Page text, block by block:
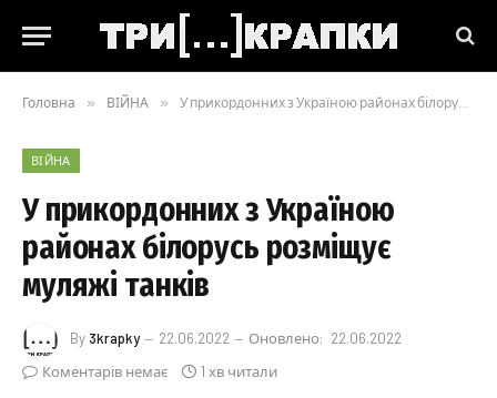
Головна » ВІЙНА » У прикордонних з Україною районах білорусь розміщує муляжі танків
ВІЙНА
У прикордонних з Україною
районах білорусь розміщує
муляжі танків
By 3krapky 22.06.2022 Оновлено: 22.06.2022
Коментарів немає
1 хв читали